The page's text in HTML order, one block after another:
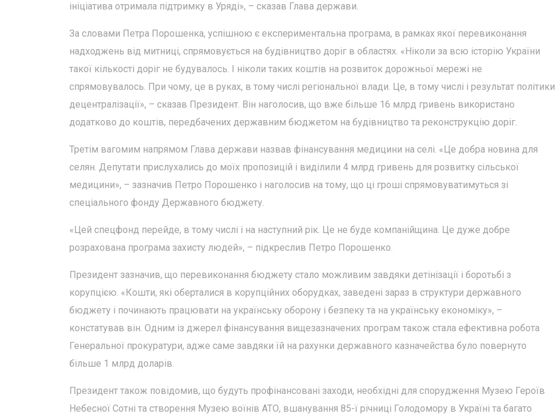
ініціатива отримала підтримку в Уряді», – сказав Глава держави.
За словами Петра Порошенка, успішною є експериментальна програма, в рамках якої перевиконання
надходжень від митниці, спрямовується на будівництво доріг в областях. «Ніколи за всю історію України
такої кількості доріг не будувалось. І ніколи таких коштів на розвиток дорожньої мережі не
спрямовувалось. При чому, це в руках, в тому числі регіональної влади. Це, в тому числі і результат політики
децентралізації», – сказав Президент. Він наголосив, що вже більше 16 млрд гривень використано
додатково до коштів, передбачених державним бюджетом на будівництво та реконструкцію доріг.
Третім вагомим напрямом Глава держави назвав фінансування медицини на селі. «Це добра новина для
селян. Депутати прислухались до моїх пропозицій і виділили 4 млрд гривень для розвитку сільської
медицини», – зазначив Петро Порошенко і наголосив на тому, що ці гроші спрямовуватимуться зі
спеціального фонду Державного бюджету.
«Цей спецфонд перейде, в тому числі і на наступний рік. Це не буде компанійщина. Це дуже добре
розрахована програма захисту людей», – підкреслив Петро Порошенко.
Президент зазначив, що перевиконання бюджету стало можливим завдяки детінізації і боротьбі з
корупцією. «Кошти, які оберталися в корупційних оборудках, заведені зараз в структури державного
бюджету і починають працювати на українську оборону і безпеку та на українську економіку», –
констатував він. Одним із джерел фінансування вищезазначених програм також стала ефективна робота
Генеральної прокуратури, адже саме завдяки їй на рахунки державного казначейства було повернуто
більше 1 млрд доларів.
Президент також повідомив, що будуть профінансовані заходи, необхідні для спорудження Музею Героїв
Небесної Сотні та створення Музею воїнів АТО, вшанування 85-ї річниці Голодомору в Україні та багато